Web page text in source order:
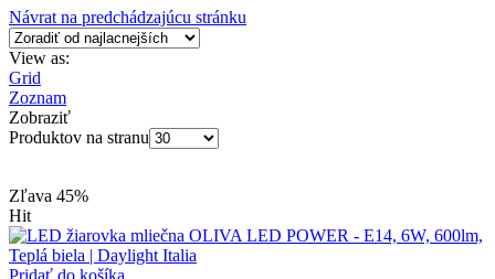
Návrat na predchádzajúcu stránku
View as:
Grid
Zoznam
Zobraziť
Produktov na stranu
Zľava 45%
Hit
Pridať do košíka